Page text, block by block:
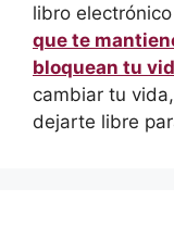
libro electrónico
que te
bloquean tu
cambiar tu
dejarte libre